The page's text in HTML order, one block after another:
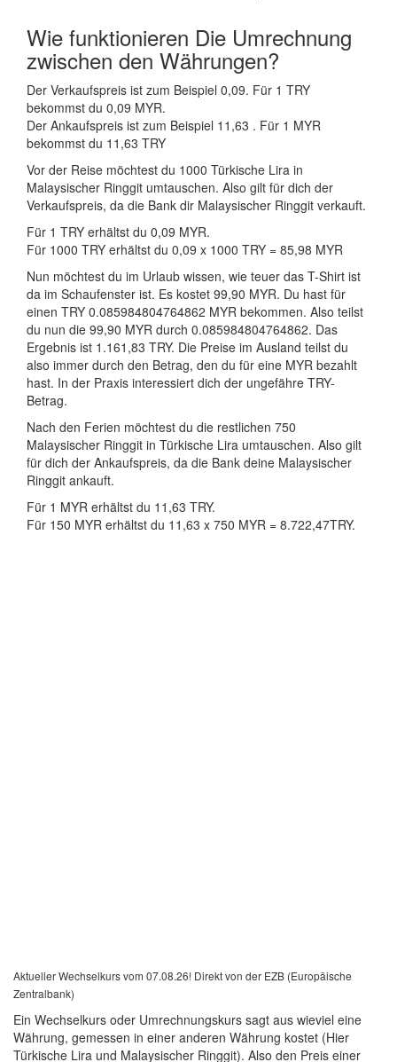
Wie funktionieren Die Umrechnung
zwischen den Währungen?
Der Verkaufspreis ist zum Beispiel 0,09. Für 1 TRY
bekommst du 0,09 MYR.
Der Ankaufspreis ist zum Beispiel 11,63 . Für 1 MYR
bekommst du 11,63 TRY
Vor der Reise möchtest du 1000 Türkische Lira in
Malaysischer Ringgit umtauschen. Also gilt für dich der
Verkaufspreis, da die Bank dir Malaysischer Ringgit verkauft.
Für 1 TRY erhältst du 0,09 MYR.
Für 1000 TRY erhältst du 0,09 x 1000 TRY = 85,98 MYR
Nun möchtest du im Urlaub wissen, wie teuer das T-Shirt ist
da im Schaufenster ist. Es kostet 99,90 MYR. Du hast für
einen TRY 0.085984804764862 MYR bekommen. Also teilst
du nun die 99,90 MYR durch 0.085984804764862. Das
Ergebnis ist 1.161,83 TRY. Die Preise im Ausland teilst du
also immer durch den Betrag, den du für eine MYR bezahlt
hast. In der Praxis interessiert dich der ungefähre TRY-
Betrag.
Nach den Ferien möchtest du die restlichen 750
Malaysischer Ringgit in Türkische Lira umtauschen. Also gilt
für dich der Ankaufspreis, da die Bank deine Malaysischer
Ringgit ankauft.
Für 1 MYR erhältst du 11,63 TRY.
Für 150 MYR erhältst du 11,63 x 750 MYR = 8.722,47TRY.
Aktueller Wechselkurs vom 07.08.26! Direkt von der EZB (Europäische
Zentralbank)
Ein Wechselkurs oder Umrechnungskurs sagt aus wieviel eine
Währung, gemessen in einer anderen Währung kostet (Hier
Türkische Lira und Malaysischer Ringgit). Also den Preis einer